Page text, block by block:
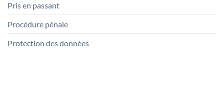
Pris en passant
Procédure pénale
Protection des données